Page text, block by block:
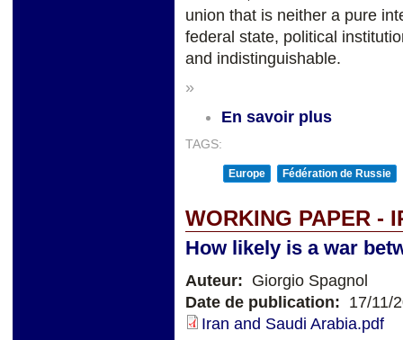
union that is neither a pure
federal state, political
and indistinguishable.
»
En savoir plus
TAGS:
Europe Fédération de Russie
WORKING PAPER -
How likely is a war
Auteur: Giorgio Spagnol
Date de publication: 17/11/
Iran and Saudi Arabia.pdf